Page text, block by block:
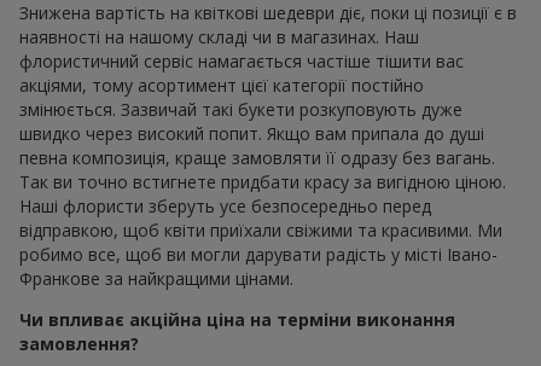
Знижена вартість на квіткові шедеври діє, поки ці позиції є в
наявності на нашому складі чи в магазинах. Наш
флористичний сервіс намагається частіше тішити вас
акціями, тому асортимент цієї категорії постійно
змінюється. Зазвичай такі букети розкуповують дуже
швидко через високий попит. Якщо вам припала до душі
певна композиція, краще замовляти її одразу без вагань.
Так ви точно встигнете придбати красу за вигідною ціною.
Наші флористи зберуть усе безпосередньо перед
відправкою, щоб квіти приїхали свіжими та красивими. Ми
робимо все, щоб ви могли дарувати радість у місті Івано-
Франкове за найкращими цінами.
Чи впливає акційна ціна на терміни виконання
замовлення?